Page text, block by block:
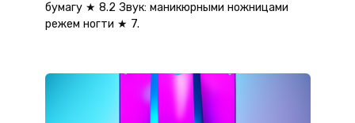
бумагу ★ 8.2 Звук: маникюрными ножницами
режем ногти ★ 7.